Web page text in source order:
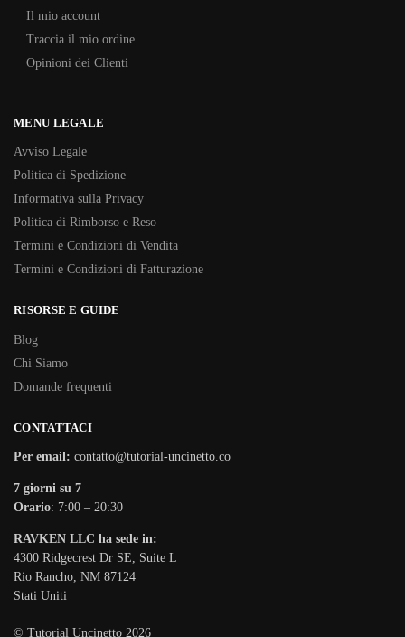
Il mio account
Traccia il mio ordine
Opinioni dei Clienti
MENU LEGALE
Avviso Legale
Politica di Spedizione
Informativa sulla Privacy
Politica di Rimborso e Reso
Termini e Condizioni di Vendita
Termini e Condizioni di Fatturazione
RISORSE E GUIDE
Blog
Chi Siamo
Domande frequenti
CONTATTACI
Per email: contatto@tutorial-uncinetto.co
7 giorni su 7
Orario: 7:00 – 20:30
RAVKEN LLC ha sede in:
4300 Ridgecrest Dr SE, Suite L
Rio Rancho, NM 87124
Stati Uniti
© Tutorial Uncinetto 2026